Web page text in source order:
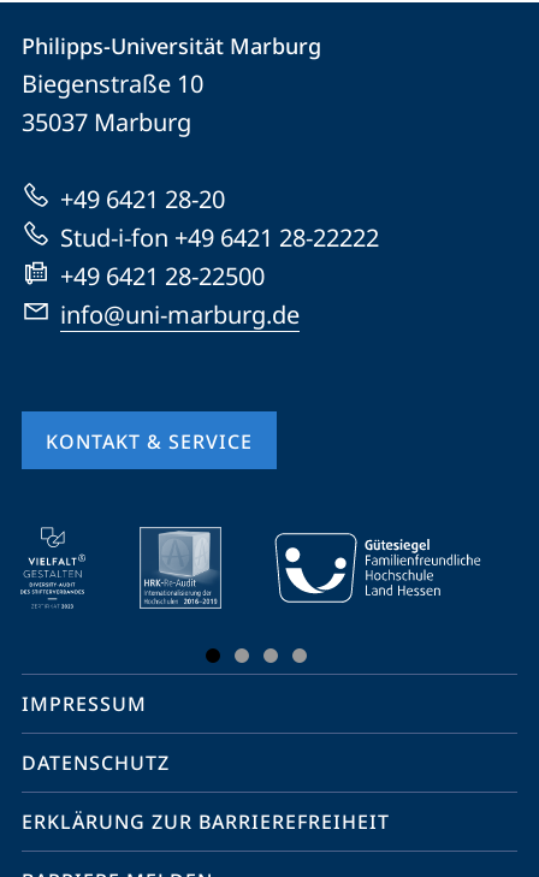
Kontakt
und
Informationen
zur
Website
Kontaktinformationen
Philipps-
Universität
Philipps-Universität Marburg
Biegenstraße 10
35037 Marburg
+49 6421 28-20
Stud-i-fon +49 6421 28-22222
+49 6421 28-22500
info@uni-marburg.de
KONTAKT & SERVICE
Mobile-
Service-
Navigation
Social
Media
Kontakte
IMPRESSUM
DATENSCHUTZ
ERKLÄRUNG ZUR BARRIEREFREIHEIT